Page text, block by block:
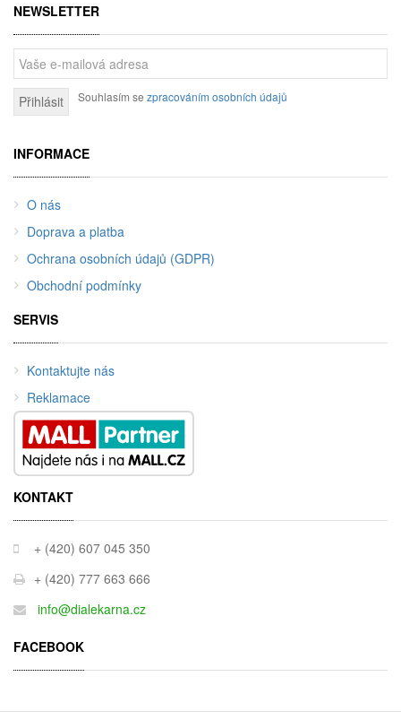
NEWSLETTER
Přihlásit Souhlasím se zpracováním osobních údajů
INFORMACE
O nás
Doprava a platba
Ochrana osobních údajů (GDPR)
Obchodní podmínky
SERVIS
Kontaktujte nás
Reklamace
KONTAKT
+ (420) 607 045 350
+ (420) 777 663 666
info@dialekarna.cz
FACEBOOK